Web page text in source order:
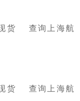
询上海航
询上海航